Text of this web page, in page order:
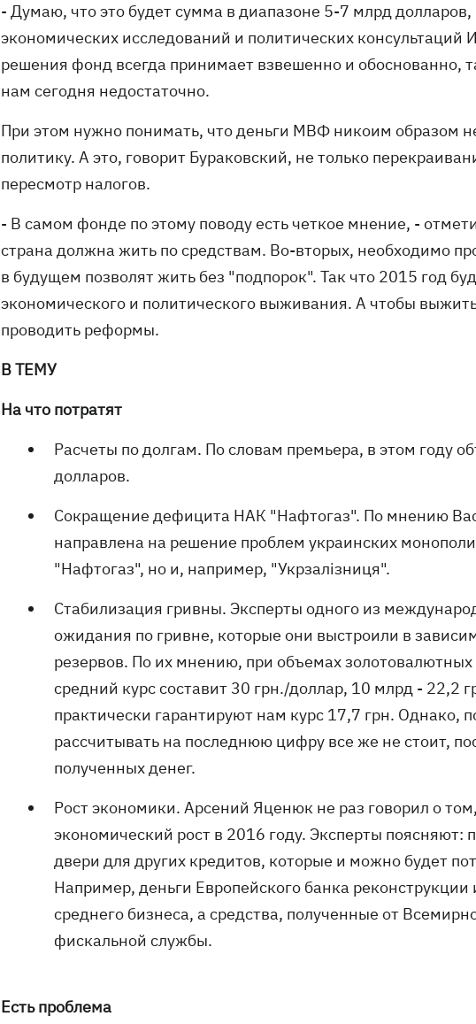
- Думаю, что это будет сумма в диапазоне 5-7 млрд
экономических исследований и политических консультаций
решения фонд всегда принимает взвешенно и обоснованно,
нам сегодня недостаточно.
При этом нужно понимать, что деньги МВФ никоим образом
политику. А это, говорит Бураковский, не только
пересмотр налогов.
- В самом фонде по этому поводу есть четкое мнение, -
страна должна жить по средствам. Во-вторых, необходимо
в будущем позволят жить без "подпорок". Так что 2015 год
экономического и политического выживания. А чтобы
проводить реформы.
В ТЕМУ
На что потратят
Расчеты по долгам. По словам премьера, в этом году
долларов.
Сокращение дефицита НАК "Нафтогаз". По мнению
направлена на решение проблем украинских
"Нафтогаз", но и, например, "Укрзалізниця".
Стабилизация гривны. Эксперты одного из
ожидания по гривне, которые они выстроили в
резервов. По их мнению, при объемах
средний курс составит 30 грн./доллар, 10 млрд - 22,2
практически гарантируют нам курс 17,7 грн. Однако,
рассчитывать на последнюю цифру все же не стоит,
полученных денег.
Рост экономики. Арсений Яценюк не раз говорил о
экономический рост в 2016 году. Эксперты
двери для других кредитов, которые и можно будет
Например, деньги Европейского банка
среднего бизнеса, а средства, полученные от
фискальной службы.
Есть проблема